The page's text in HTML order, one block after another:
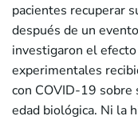
pacientes recuperar
después de un
investigaron el
experimentales
con COVID-19 sobre
edad biológica. Ni la